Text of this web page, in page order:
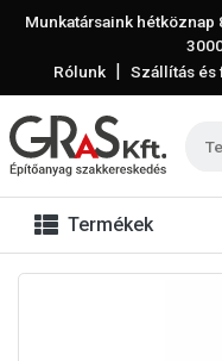
Munkatársaink
Rólunk | Szállítás és
Termékek